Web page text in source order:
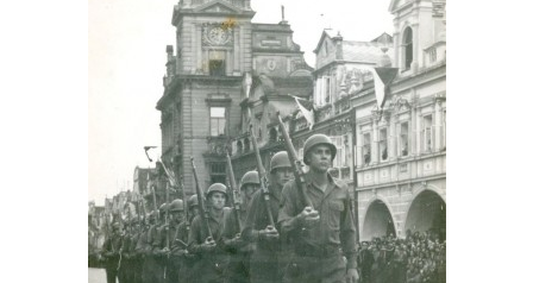
DŮL NA SLÍDU (NA KOLE)